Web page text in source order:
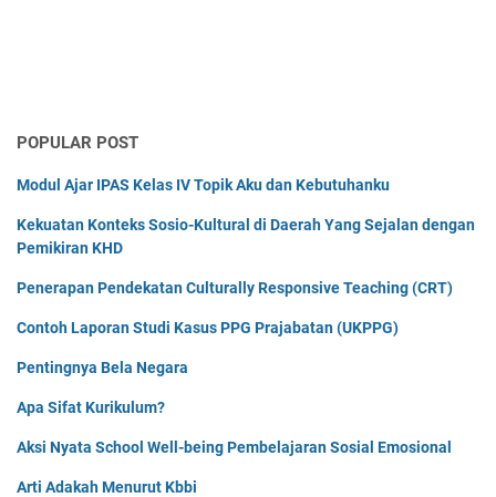
POPULAR POST
Modul Ajar IPAS Kelas IV Topik Aku dan Kebutuhanku
Kekuatan Konteks Sosio-Kultural di Daerah Yang Sejalan dengan
Pemikiran KHD
Penerapan Pendekatan Culturally Responsive Teaching (CRT)
Contoh Laporan Studi Kasus PPG Prajabatan (UKPPG)
Pentingnya Bela Negara
Apa Sifat Kurikulum?
Aksi Nyata School Well-being Pembelajaran Sosial Emosional
Arti Adakah Menurut Kbbi